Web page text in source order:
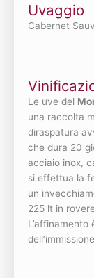
Uvaggio
Cabernet
Le uve del
una raccolta
diraspatura
che dura 20
acciaio inox,
si effettua la
un
225 lt in